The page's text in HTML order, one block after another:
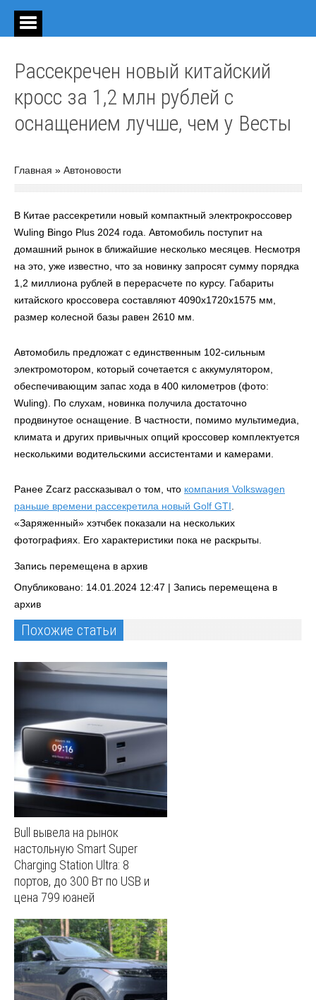
Рассекречен новый китайский
кросс за 1,2 млн рублей с
оснащением лучше, чем у Весты
Главная » Автоновости
В Китае рассекретили новый компактный электрокроссовер
Wuling Bingo Plus 2024 года. Автомобиль поступит на
домашний рынок в ближайшие несколько месяцев. Несмотря
на это, уже известно, что за новинку запросят сумму порядка
1,2 миллиона рублей в перерасчете по курсу. Габариты
китайского кроссовера составляют 4090х1720х1575 мм,
размер колесной базы равен 2610 мм.
Автомобиль предложат с единственным 102-сильным
электромотором, который сочетается с аккумулятором,
обеспечивающим запас хода в 400 километров (фото:
Wuling). По слухам, новинка получила достаточно
продвинутое оснащение. В частности, помимо мультимедиа,
климата и других привычных опций кроссовер комплектуется
несколькими водительскими ассистентами и камерами.
Ранее Zcarz рассказывал о том, что компания Volkswagen
раньше времени рассекретила новый Golf GTI
«Заряженный» хэтчбек показали на нескольких
фотографиях. Его характеристики пока не раскрыты.
Запись перемещена в архив
Опубликовано: 14.01.2024 12:47 | Запись перемещена в
архив
Похожие статьи
Bull вывела на рынок
настольную Smart Super
Charging Station Ultra: 8
портов, до 300 Вт по USB и
цена 799 юаней